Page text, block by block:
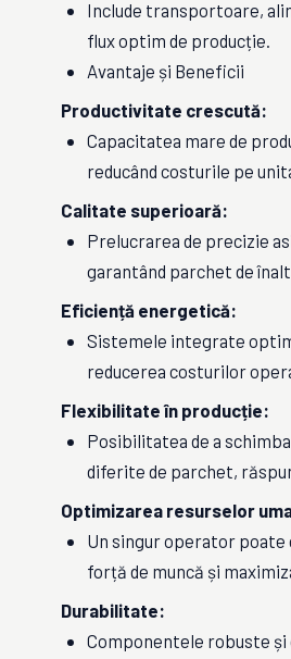
Include transportoare,
flux optim de producție.
Avantaje și Beneficii
Productivitate crescută:
Capacitatea mare de
reducând costurile pe
Calitate superioară:
Prelucrarea de precizie
garantând parchet de
Eficiență energetică:
Sistemele integrate
reducerea costurilor
Flexibilitate în producție:
Posibilitatea de a
diferite de parchet,
Optimizarea resurselor
Un singur operator poate
forță de muncă și
Durabilitate:
Componentele robuste și